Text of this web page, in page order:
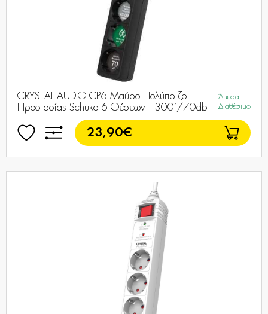
CRYSTAL AUDIO CP6 Μαύρο Πολύπριζο
Προστασίας Schuko 6 Θέσεων 1300j/70db
Άμεσα
Διαθέσιμο
23,90€